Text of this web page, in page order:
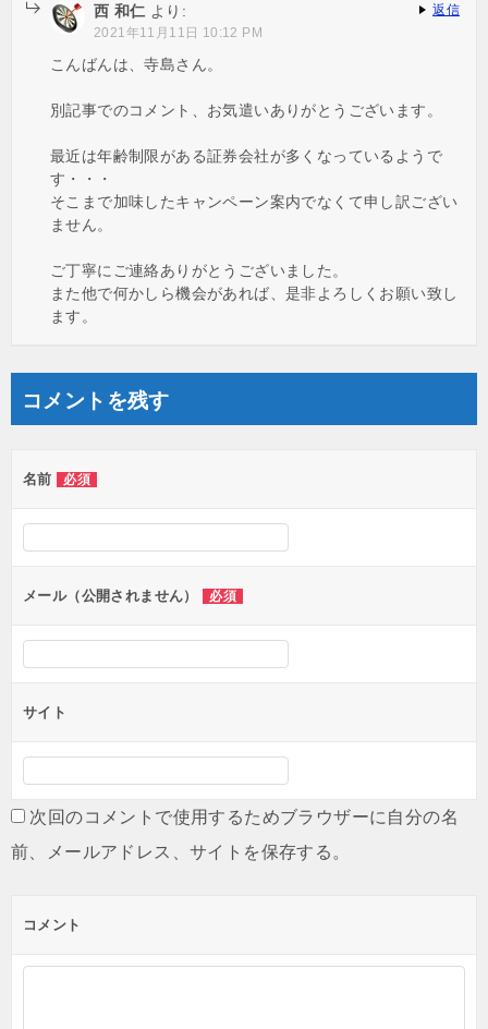
西 和仁 より:
2021年11月11日 10:12 PM
こんばんは、寺島さん。
別記事でのコメント、お気遣いありがとうございます。
最近は年齢制限がある証券会社が多くなっているようで
す・・・
そこまで加味したキャンペーン案内でなくて申し訳ござい
ません。
ご丁寧にご連絡ありがとうございました。
また他で何かしら機会があれば、是非よろしくお願い致し
ます。
返信
コメントを残す
名前 必須
メール（公開されません） 必須
サイト
次回のコメントで使用するためブラウザーに自分の名
前、メールアドレス、サイトを保存する。
コメント